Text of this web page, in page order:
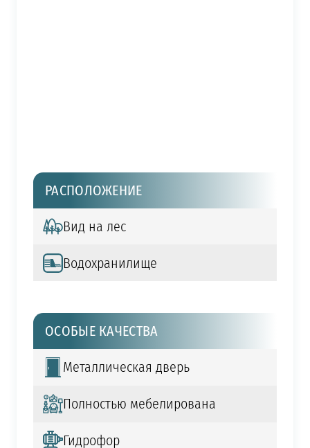
РАСПОЛОЖЕНИЕ
Вид на лес
Водохранилище
ОСОБЫЕ КАЧЕСТВА
Металлическая дверь
Полностью мебелирована
Гидрофор